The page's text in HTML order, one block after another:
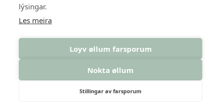
Grundarlag, visión og virði
Almenn fyrisiting
Merkantila økið
Janusargøta 2
Fylg okkum
lýsingar.
Les meira
Loyv øllum farsporum
Nokta øllum
Stillingar av farsporum